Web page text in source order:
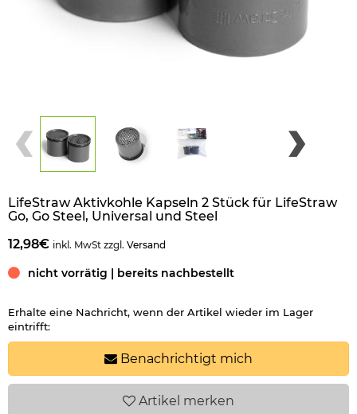
LifeStraw Aktivkohle Kapseln 2 Stück für LifeStraw
Go, Go Steel, Universal und Steel
12,98€ inkl. MwSt zzgl. Versand
nicht vorrätig | bereits nachbestellt
Erhalte eine Nachricht, wenn der Artikel wieder im Lager
eintrifft:
Benachrichtigt mich
Artikel merken